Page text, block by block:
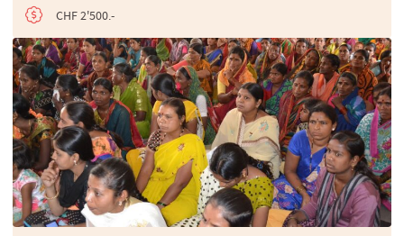
CHF 2'500.-